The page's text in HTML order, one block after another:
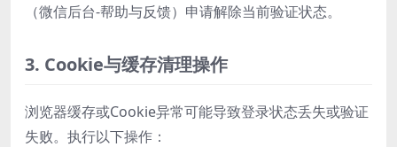
（微信后台-帮助与反馈）申请解除当前验证状态。
3. Cookie与缓存清理操作
浏览器缓存或Cookie异常可能导致登录状态丢失或验证
失败。执行以下操作：